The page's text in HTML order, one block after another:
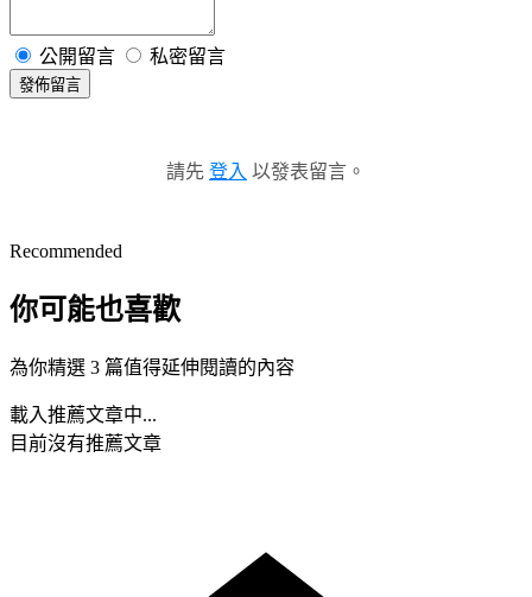
公開留言 私密留言
發佈留言
請先 登入 以發表留言。
Recommended
你可能也喜歡
為你精選 3 篇值得延伸閱讀的內容
載入推薦文章中...
目前沒有推薦文章